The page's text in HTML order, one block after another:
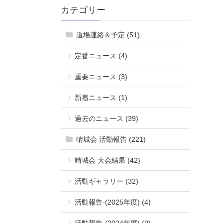
カテゴリー
道場連絡＆予定 (51)
定番ニュース (4)
重要ニュース (3)
新着ニュース (1)
過去のニュース (39)
晴城会 活動報告 (221)
晴城会 大会結果 (42)
活動ギャラリー (32)
活動報告-(2025年度) (4)